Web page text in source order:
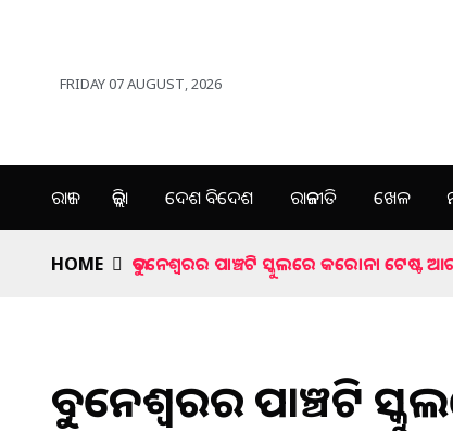
FRIDAY 07 AUGUST, 2026
ରାଜ୍ୟ ଜିଲ୍ଲା ଦେଶ ବିଦେଶ ରାଜନୀତି ଖେଳ
HOME ଭୁବନେଶ୍ୱରର ପାଞ୍ଚଟି ସ୍କୁଲରେ କରୋନା ଟେଷ୍ଟ
ଭୁବନେଶ୍ୱରର ପାଞ୍ଚଟି